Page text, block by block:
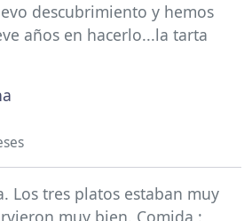
descubrimiento y hemos
años en hacerlo...la tarta
Los tres platos estaban muy
muy bien. Comida :